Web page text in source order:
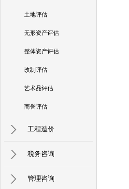
土地评估
无形资产评估
整体资产评估
改制评估
艺术品评估
商誉评估
工程造价
税务咨询
管理咨询